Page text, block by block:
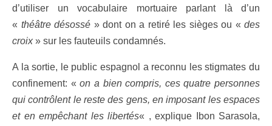
d’utiliser un vocabulaire mortuaire parlant là d’un
« théâtre désossé » dont on a retiré les sièges ou « des
croix» sur les fauteuils condamnés.
A la sortie, le public espagnol a reconnu les stigmates du
confinement: «on a bien compris, ces quatre personnes
qui contrôlent le reste des gens, en imposant les espaces
et en empêchant les libertés« , explique Ibon Sarasola,